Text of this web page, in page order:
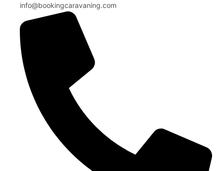
info@bookingcaravaning.com